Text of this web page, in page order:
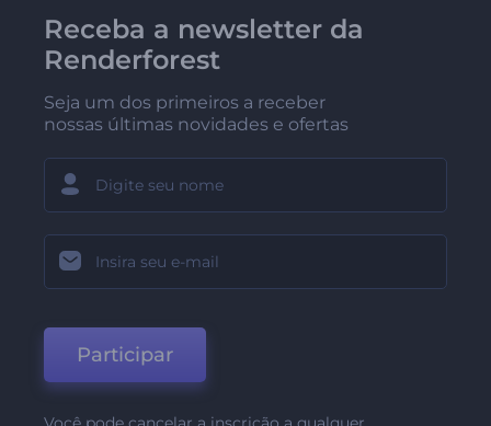
Receba a newsletter da
Renderforest
Seja um dos primeiros a receber
nossas últimas novidades e ofertas
Participar